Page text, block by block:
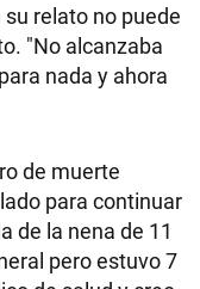
relato no puede
"No alcanzaba
nada y ahora
de muerte
para continuar
de la nena de 11
pero estuvo 7